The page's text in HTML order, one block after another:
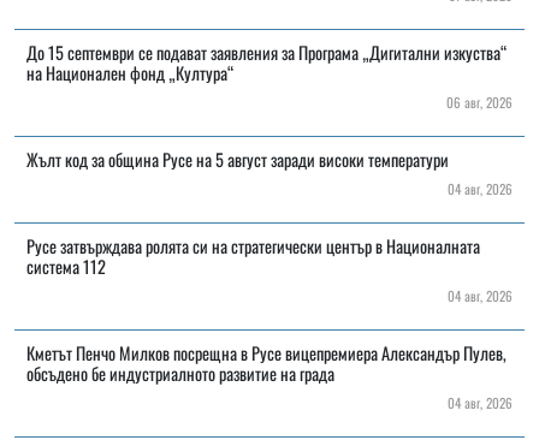
До 15 септември се подават заявления за Програма „Дигитални изкуства“
на Национален фонд „Култура“
06 авг, 2026
Жълт код за община Русе на 5 август заради високи температури
04 авг, 2026
Русе затвърждава ролята си на стратегически център в Националната
система 112
04 авг, 2026
Кметът Пенчо Милков посрещна в Русе вицепремиера Александър Пулев,
обсъдено бе индустриалното развитие на града
04 авг, 2026